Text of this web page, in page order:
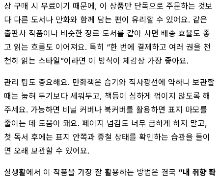
상 구매 시 무료이기 때문에, 이 상품만 단독으로 주문하는 것보
다 다른 도서나 만화와 함께 담는 편이 유리할 수 있어요. 같은
출판사 작품이나 비슷한 장르 도서를 같이 사면 배송 효율도 좋
고 읽는 흐름도 이어져요. 특히 “한 번에 결제하고 여러 권을 천
천히 읽는 스타일”이라면 이 방식이 체감상 가장 좋아요.
관리 팁도 중요해요. 만화책은 습기와 직사광선에 약하니 보관할
때는 눕혀 두기보다 세워두고, 책등이 심하게 꺾이지 않도록 해
주세요. 가능하면 비닐 커버나 북커버를 활용하면 표지 마모를
줄이는 데 도움이 돼요. 페이지 넘김도 너무 급하게 하지 말고,
첫 독서 후에는 표지 안쪽과 중철 상태를 확인하는 습관을 들이
면 오래 보관할 수 있어요.
실생활에서 이 작품을 가장 잘 활용하는 방법은 결국 “내 취향 확